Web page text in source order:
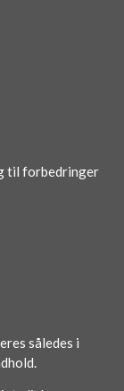
til forbedringer
således i